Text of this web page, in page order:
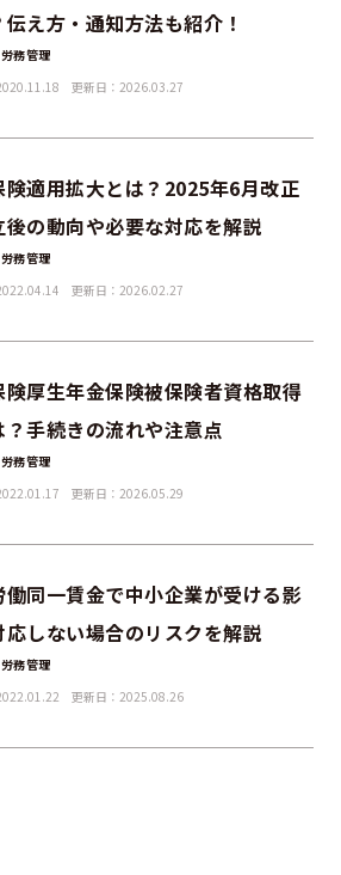
伝え方・通知方法も紹介！
務管理
更新日：2026.03.27
険適用拡大とは？2025年6月改正
後の動向や必要な対応を解説
務管理
更新日：2026.02.27
険厚生年金保険被保険者資格取得
？手続きの流れや注意点
務管理
更新日：2026.05.29
働同一賃金で中小企業が受ける影
応しない場合のリスクを解説
務管理
更新日：2025.08.26